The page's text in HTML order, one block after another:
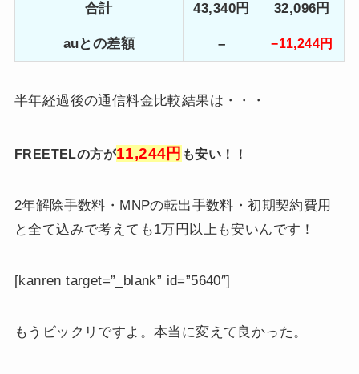
合計 43,340円 32,096円
auとの差額 – −11,244円
半年経過後の通信料金比較結果は・・・
FREETELの方が11,244円 も安い！！
2年解除手数料・MNPの転出手数料・初期契約費用
と全て込みで考えても1万円以上も安いんです！
[kanren target=”_blank” id=”5640″]
もうビックリですよ。本当に変えて良かった。